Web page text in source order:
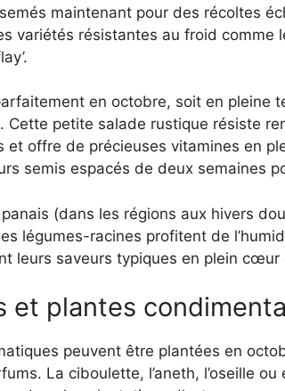
maintenant pour des récoltes
variétés résistantes au froid comme le
en octobre, soit en pleine
Cette petite salade rustique résiste
et offre de précieuses vitamines en
semis espacés de deux semaines
(dans les régions aux hivers
légumes-racines profitent de
leurs saveurs typiques en plein cœur
et plantes
peuvent être plantées en
La ciboulette, l’aneth, l’oseille ou